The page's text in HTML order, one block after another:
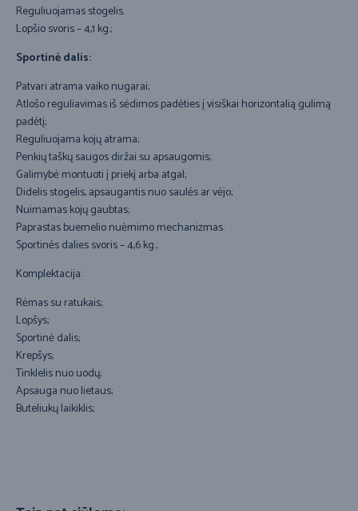
Reguliuojamas stogelis.
Lopšio svoris – 4,1 kg.;
Sportinė dalis:
Patvari atrama vaiko nugarai;
Atlošo reguliavimas iš sėdimos padėties į visiškai horizontalią gulimą
padėtį;
Reguliuojama kojų atrama;
Penkių taškų saugos diržai su apsaugomis;
Galimybė montuoti į priekį arba atgal;
Didelis stogelis, apsaugantis nuo saulės ar vėjo;
Nuimamas kojų gaubtas;
Paprastas buemelio nuėmimo mechanizmas.
Sportinės dalies svoris – 4,6 kg.;
Komplektacija:
Rėmas su ratukais;
Lopšys;
Sportinė dalis;
Krepšys;
Tinklelis nuo uodų;
Apsauga nuo lietaus;
Buteliukų laikiklis;